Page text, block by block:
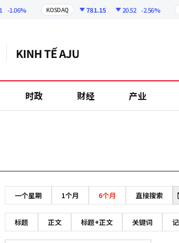
-1.06% KOSDAQ 781.15 20.52 -2.56%
时政 财经 产业
一个星期 1个月 6个月 直接搜索
标题 正文 标题+正文 关键词